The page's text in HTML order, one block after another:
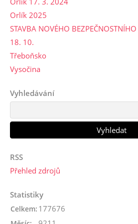
Orlík 2025
STAVBA NOVÉHO
18. 10.
Třeboňsko
Vysočina
Vyhledávání
RSS
Přehled zdrojů
Statistiky
Celkem: 177676